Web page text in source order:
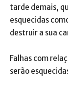
tarde demais,
esquecidas
destruir a sua
Falhas com
serão